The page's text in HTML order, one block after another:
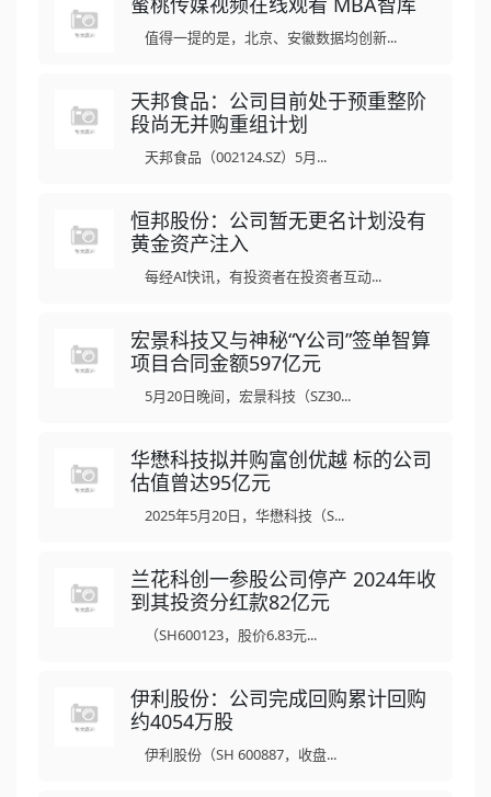
值得一提的是，北京、安徽数据均创新...
天邦食品：公司目前处于预重整阶
段尚无并购重组计划
天邦食品（002124.SZ）5月...
恒邦股份：公司暂无更名计划没有
黄金资产注入
每经AI快讯，有投资者在投资者互动...
宏景科技又与神秘“Y公司”签单智算
项目合同金额597亿元
5月20日晚间，宏景科技（SZ30...
华懋科技拟并购富创优越 标的公司
估值曾达95亿元
2025年5月20日，华懋科技（S...
兰花科创一参股公司停产 2024年收
到其投资分红款82亿元
（SH600123，股价6.83元...
伊利股份：公司完成回购累计回购
约4054万股
伊利股份（SH 600887，收盘...